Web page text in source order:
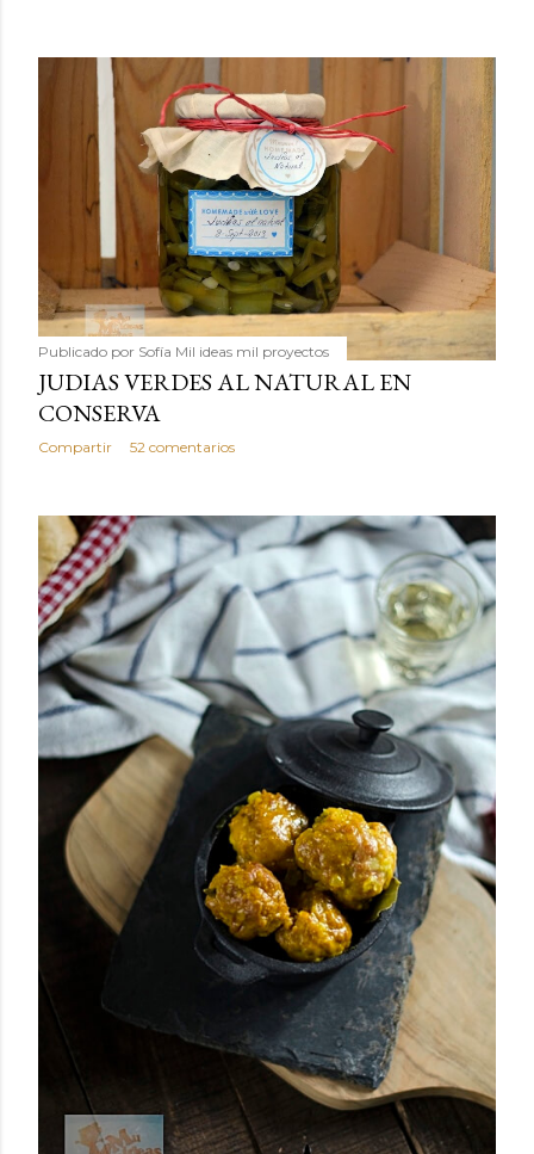
Publicado por Sofía Mil ideas mil proyectos
JUDIAS VERDES AL NATURAL EN
CONSERVA
Compartir 52 comentarios